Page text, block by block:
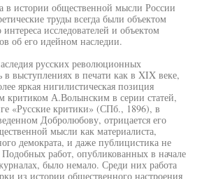
в истории общественной мысли России
труды всегда были объектом
исследователей и объектом
об его идейном наследии.
русских революционных
в выступлениях в печати как в XIX веке,
яркая нигилистическая позиция
критиком А.Волынским в серии статей,
«Русские критики» (СПб., 1896), в
Добролюбову, отрицается его
мысли как материалиста,
демократа, и даже публицистика не
Подобных работ, опубликованных в начале
было немало. Среди них работа
из истории общественного настроения